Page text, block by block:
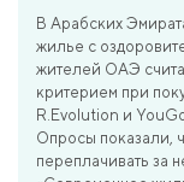
В Арабских
жилье с
жителей ОАЭ
критерием при
R.Evolution и
Опросы показали,
переплачивать за